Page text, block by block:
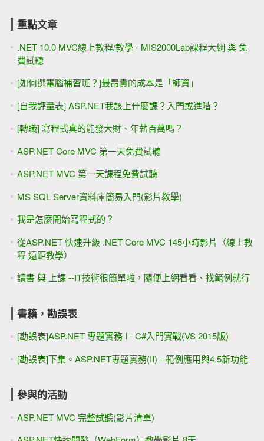
重點文章
.NET 10.0 MVC線上教程/教學 - MIS2000Lab課程大綱 與 免
費試聽
[如何選電腦補習班？]最昂貴的成本是「師資」
[自我評量表] ASP.NET我該上什麼課？入門或進階？
[轉職] 寫程式真的能發大財、年薪百萬嗎？
ASP.NET Core MVC 第一天免費試聽
ASP.NET MVC 第一天課程免費試聽
MS SQL Server資料庫簡易入門(影片教學)
我是怎麼開始寫程式的？
從ASP.NET 快速升級 .NET Core MVC 145小時影片（線上教
程 遠距教學）
讀書 與 上課 --IT技術很簡單啦，隨便上網看看、找範例就行
書籍，勘誤表
[勘誤表]ASP.NET 專題實務 I - C#入門實戰(VS 2015版)
[勘誤表]下集。ASP.NET專題實務(II) --範例應用與4.5新功能
參與的活動
ASP.NET MVC 完整試聽(影片清單)